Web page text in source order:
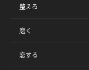
整える
磨く
恋する